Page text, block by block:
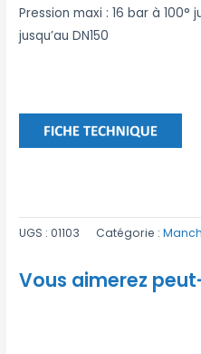
Pression maxi : 16 bar à 100°
jusqu’au DN150
UGS :01103 Catégorie :
Vous aimerez